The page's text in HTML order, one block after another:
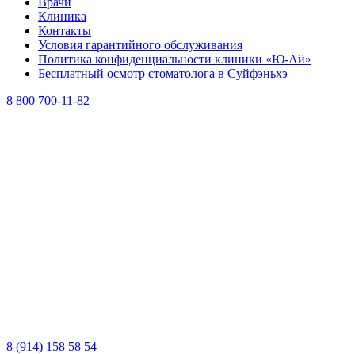
Клиника
Контакты
Условия гарантийного обслуживания
Политика конфиденциальности клиники «Ю-Ай»
Бесплатный осмотр стоматолога в Суйфэньхэ
8 800 700-11-82
8 (914) 158 58 54